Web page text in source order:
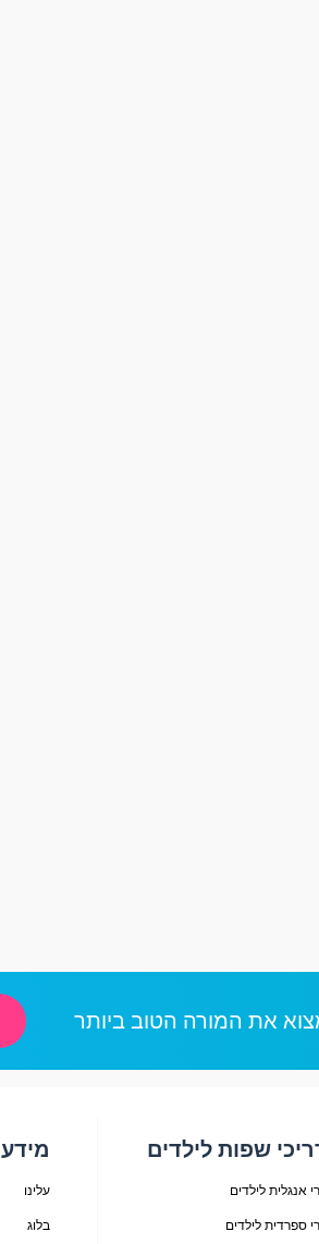
את המורה הטוב ביותר
שפות לילדים
אנגלית לילדים
ספרדית לילדים
מידע
עלינו
בלוג